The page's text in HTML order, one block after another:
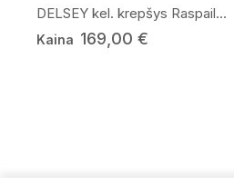
DELSEY kel. krepšys Raspail...
Kaina 169,00 €